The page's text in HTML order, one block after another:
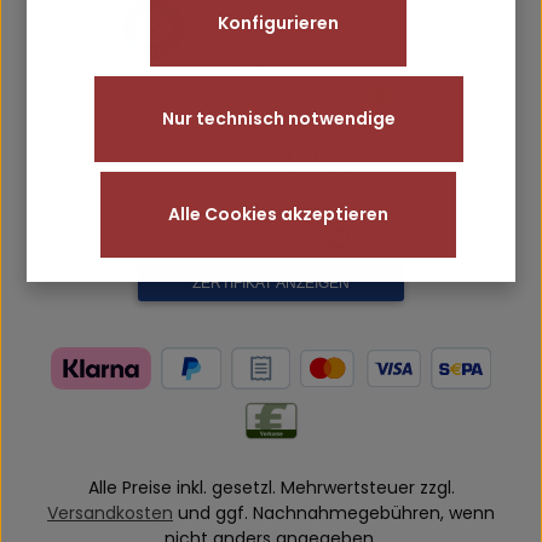
Alle Preise inkl. gesetzl. Mehrwertsteuer zzgl.
Versandkosten und ggf. Nachnahmegebühren, wenn
Nur technisch notwendige
Konfigurieren
Alle Cookies akzeptieren